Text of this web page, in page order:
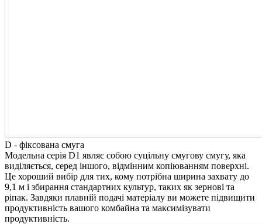
D - фіксована смуга
Модельна серія D1 являє собою суцільну смугову смугу, яка
виділяється, серед іншого, відмінним копіюванням поверхні.
Це хороший вибір для тих, кому потрібна ширина захвату до
9,1 м і збирання стандартних культур, таких як зернові та
ріпак. Завдяки плавній подачі матеріалу ви можете підвищити
продуктивність вашого комбайна та максимізувати
продуктивність.